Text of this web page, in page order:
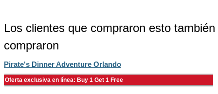
Los clientes que compraron esto también
compraron
Pirate's Dinner Adventure Orlando
Oferta exclusiva en línea: Buy 1 Get 1 Free